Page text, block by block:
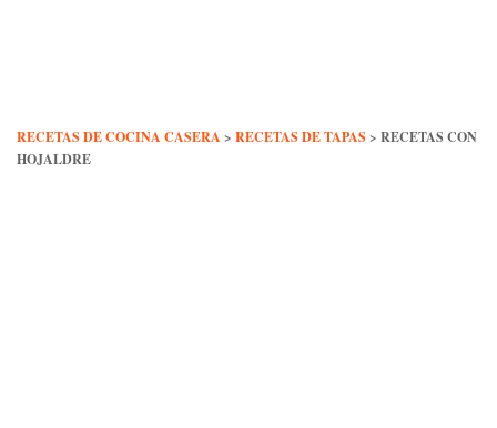
RECETAS DE COCINA CASERA > RECETAS DE TAPAS > RECETAS CON
HOJALDRE